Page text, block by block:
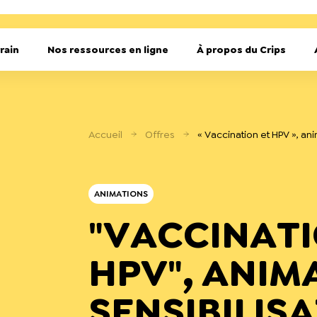
Nos ressources en ligne À propos du Crips
Accueil Offres « Vaccination et HPV »,
ANIMATIONS
HPV",